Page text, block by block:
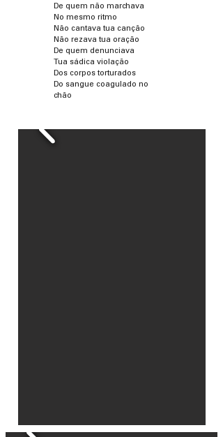
De quem não marchava
No mesmo ritmo
Não cantava tua canção
Não rezava tua oração
De quem denunciava
Tua sádica violação
Dos corpos torturados
Do sangue coagulado no
chão